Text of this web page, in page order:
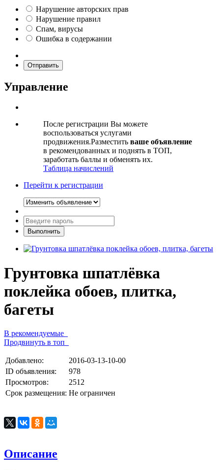
Нарушение авторских прав
Нарушение правил
Спам, вирусы
Ошибка в содержании
Отправить
Управление
После регистрации Вы можете
воспользоваться услугами
продвижения.Разместить ваше объявление
в рекомендованных и поднять в ТОП,
заработать баллы и обменять их.
Таблица начислений
Перейти к регистрации
Грунтовка шпатлёвка
поклейка обоев, плитка,
багеты
В рекомендуемые
Продвинуть в топ
Добавлено:
2016-03-13-10-00
ID объявления:
978
Просмотров:
2512
Срок размещения: Не ограничен
Описание